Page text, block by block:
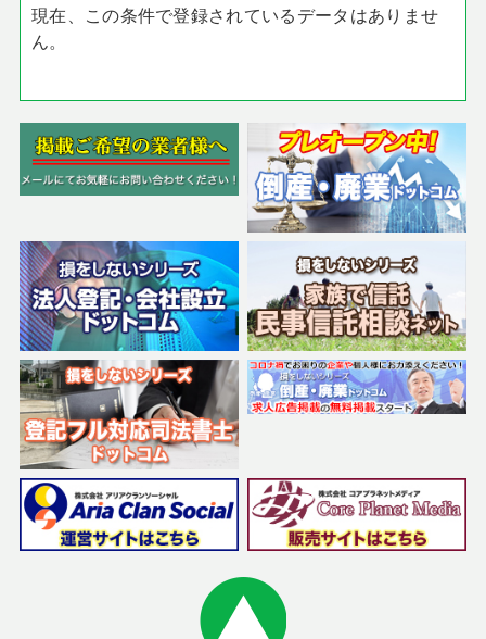
現在、この条件で登録されているデータはありませ
ん。